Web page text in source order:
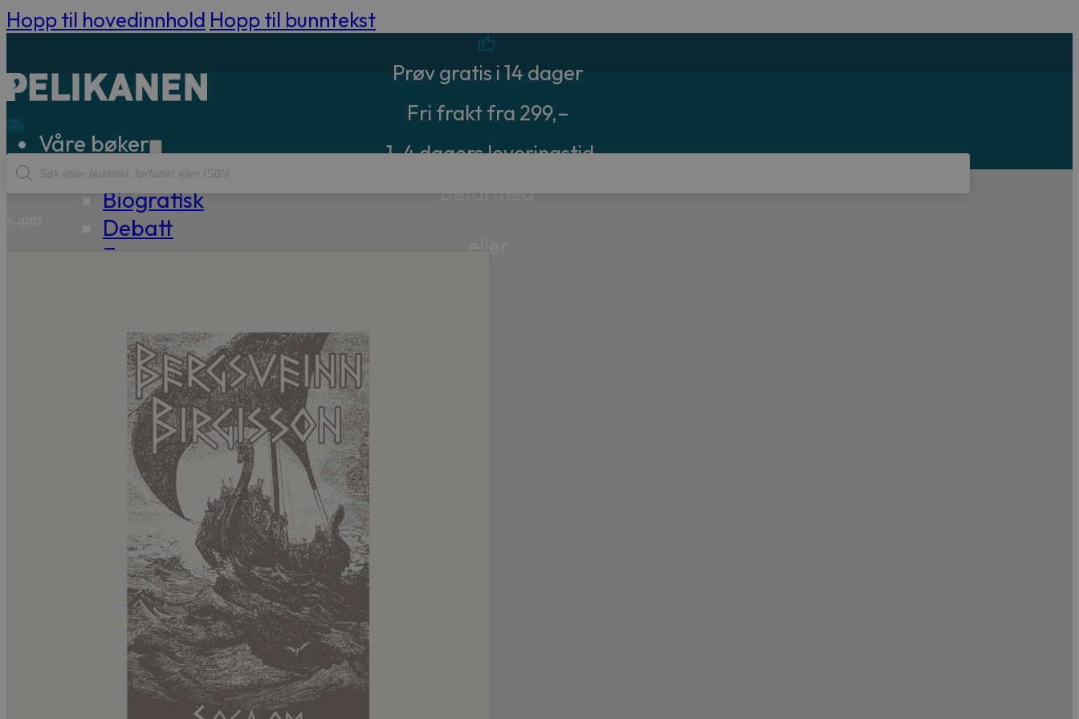
Hopp til hovedinnhold Hopp til bunntekst
Prøv gratis i 14 dager
Fri frakt fra 299,–
1-4 dagers leveringstid
Betal med
eller
Våre bøker
Sakprosa
Biografisk
Debatt
Essay
Skjønnlitteratur
Krim
Noveller
Roman
Tegneserier
Annet
Outlet — kvalitetslitteratur til 99,-
Forfattere
Våre utvalgte
Våre bøker
Sakprosa
Products
search